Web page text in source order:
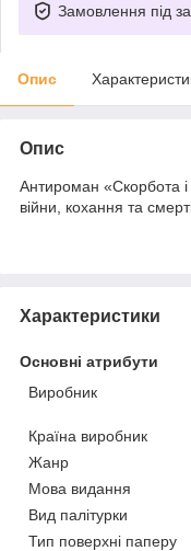
Замовлення під
Опис
Опис
Антироман «Скорбота
війни, кохання та
Характеристики
Основні атрибути
Виробник
Країна виробник
Жанр
Мова видання
Вид палітурки
Тип поверхні паперу